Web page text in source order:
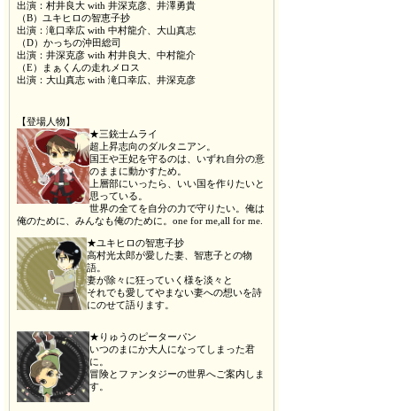
出演：村井良大 with 井深克彦、井澤勇貴
（B）ユキヒロの智恵子抄
出演：滝口幸広 with 中村龍介、大山真志
（D）かっちの沖田総司
出演：井深克彦 with 村井良大、中村龍介
（E）まぁくんの走れメロス
出演：大山真志 with 滝口幸広、井深克彦
【登場人物】
★三銃士ムライ
超上昇志向のダルタニアン。
国王や王妃を守るのは、いずれ自分の意
のままに動かすため。
上層部にいったら、いい国を作りたいと
思っている。
世界の全てを自分の力で守りたい。俺は
俺のために、みんなも俺のために。one for me,all for me.
★ユキヒロの智恵子抄
高村光太郎が愛した妻、智恵子との物
語。
妻が除々に狂っていく様を淡々と
それでも愛してやまない妻への想いを詩
にのせて語ります。
★りゅうのピーターパン
いつのまにか大人になってしまった君
に。
冒険とファンタジーの世界へご案内しま
す。